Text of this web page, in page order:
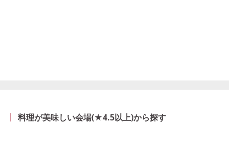
料理が美味しい会場(★4.5以上)から探す